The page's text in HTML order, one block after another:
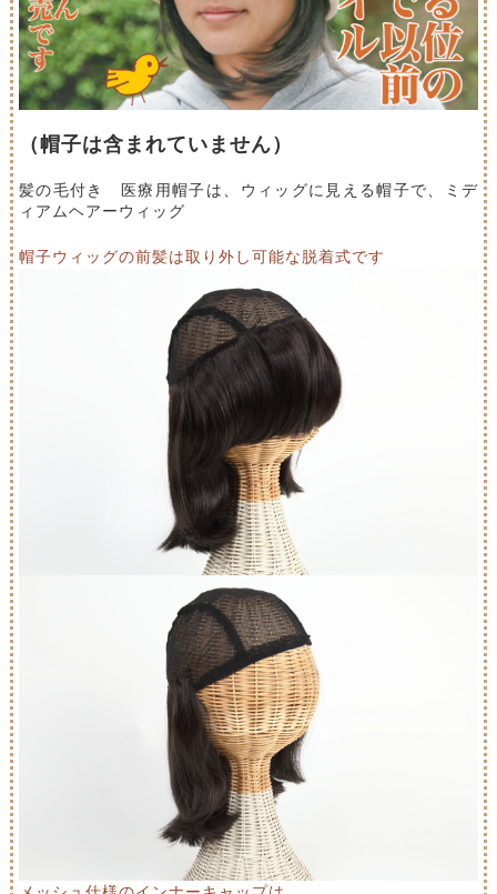
（帽子は含まれていません）
髪の毛付き 医療用帽子は、ウィッグに見える帽子で、ミデ
ィアムヘアーウィッグ
帽子ウィッグの前髪は取り外し可能な脱着式です